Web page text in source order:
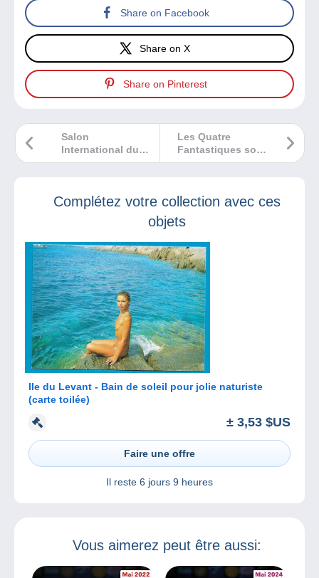
Share on Facebook
Share on X
Share on Pinterest
Les Quatre
Fantastiques sont
orphelins… Stan
Salon
International du
Disque de Nantes
Complétez votre collection avec ces
objets
Ile du Levant - Bain de soleil pour jolie naturiste
(carte toilée)
± 3,53 $US
Faire une offre
Il reste 6 jours 9 heures
Vous aimerez peut être aussi: